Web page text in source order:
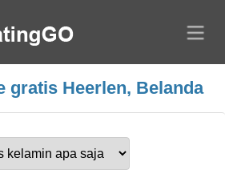
gratis Heerlen, Belanda